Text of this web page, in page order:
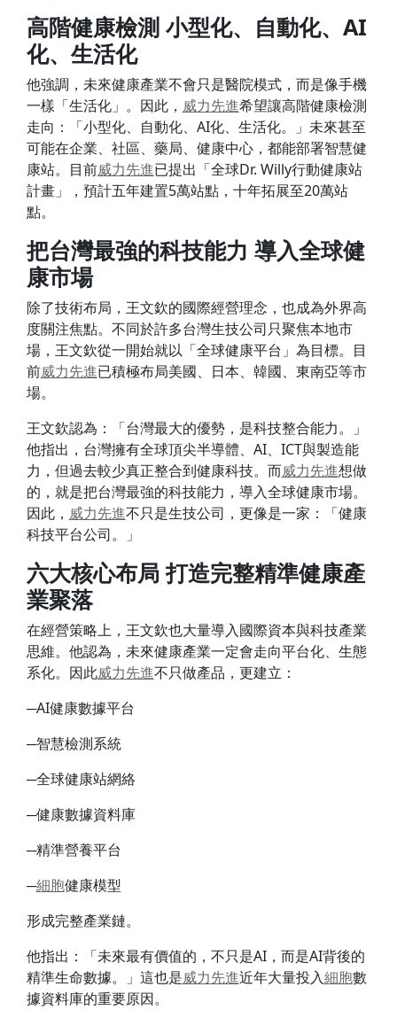
高階健康檢測 小型化、自動化、AI
化、生活化
他強調，未來健康產業不會只是醫院模式，而是像手機
一樣「生活化」。因此， 威力先進希望讓高階健康檢測
走向：「小型化、自動化、AI化、生活化。」未來甚至
可能在企業、社區、藥局、健康中心，都能部署智慧健
康站。目前威力先進已提出「全球Dr. Willy行動健康站
計畫」，預計五年建置5萬站點，十年拓展至20萬站
點。
把台灣最強的科技能力 導入全球健
康市場
除了技術布局，王文欽的國際經營理念，也成為外界高
度關注焦點。不同於許多台灣生技公司只聚焦本地市
場，王文欽從一開始就以「全球健康平台」為目標。目
前威力先進已積極布局美國、日本、韓國、東南亞等市
場。
王文欽認為：「台灣最大的優勢，是科技整合能力。」
他指出，台灣擁有全球頂尖半導體、AI、ICT與製造能
力，但過去較少真正整合到健康科技。而威力先進想做
的，就是把台灣最強的科技能力，導入全球健康市場。
因此， 威力先進不只是生技公司，更像是一家：「健康
科技平台公司。」
六大核心布局 打造完整精準健康產
業聚落
在經營策略上，王文欽也大量導入國際資本與科技產業
思維。他認為，未來健康產業一定會走向平台化、生態
系化。因此威力先進不只做產品，更建立：
─AI健康數據平台
─智慧檢測系統
─全球健康站網絡
─健康數據資料庫
─精準營養平台
─細胞健康模型
形成完整產業鏈。
他指出：「未來最有價值的，不只是AI，而是AI背後的
精準生命數據。」這也是威力先進近年大量投入細胞數
據資料庫的重要原因。